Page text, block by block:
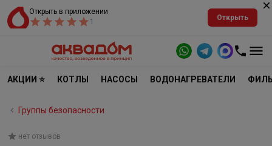
Открыть в приложении
1
Открыть
АКЦИИ ⭐ КОТЛЫ НАСОСЫ ВОДОНАГРЕВАТЕЛИ
Группы безопасности
нет отзывов